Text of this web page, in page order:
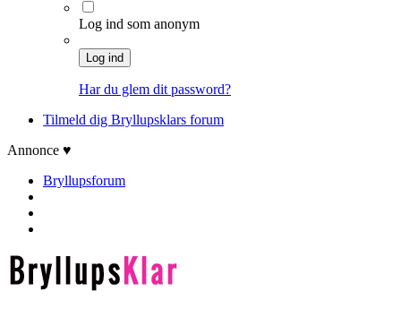
Log ind som anonym
Log ind
Har du glem dit password?
Tilmeld dig Bryllupsklars forum
Annonce ♥
Bryllupsforum